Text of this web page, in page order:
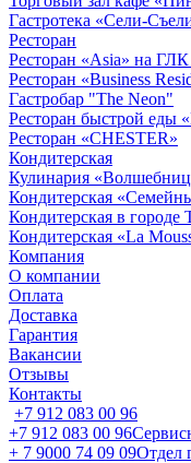
Гастротека «Сели-
Ресторан
Ресторан «Asia» на
Ресторан «Business
Гастробар "The Neon"
Ресторан быстрой еды
Ресторан «CHESTER»
Кондитерская
Кулинария
Кондитерская
Кондитерская в городе
Кондитерская «La
Компания
О компании
Оплата
Доставка
Гарантия
Вакансии
Отзывы
Контакты
+7 912 083 00 96
+7 912 083 00 96
+ 7 9000 74 09 09Отдел